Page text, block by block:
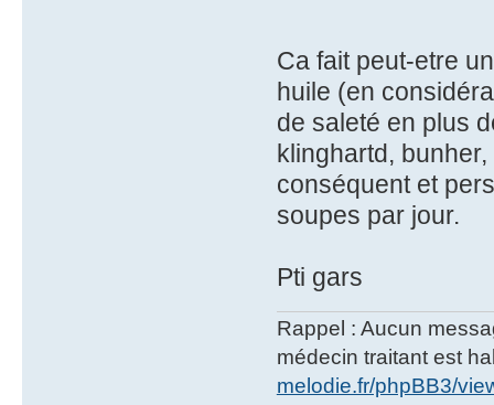
Ca fait peut-etre
huile (en
de saleté en plus
klinghartd,
conséquent et
soupes par jour.
Pti gars
Rappel : Aucun
médecin traitant est
melodie.fr/phpBB3/